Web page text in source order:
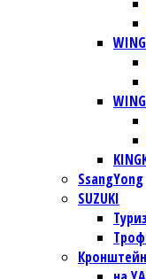
SsangYong
SUZUKI